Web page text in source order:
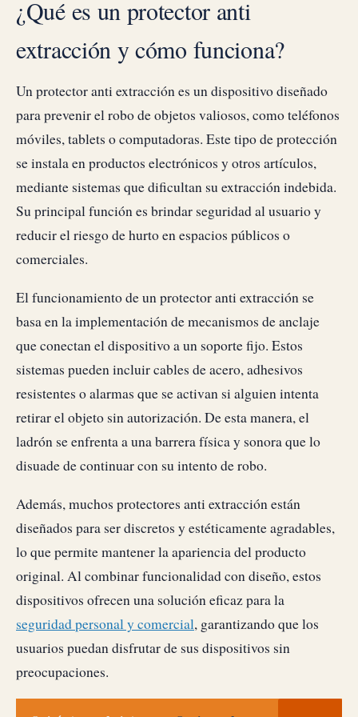
¿Qué es un protector anti
extracción y cómo funciona?
Un protector anti extracción es un dispositivo diseñado
para prevenir el robo de objetos valiosos, como teléfonos
móviles, tablets o computadoras. Este tipo de protección
se instala en productos electrónicos y otros artículos,
mediante sistemas que dificultan su extracción indebida.
Su principal función es brindar seguridad al usuario y
reducir el riesgo de hurto en espacios públicos o
comerciales.
El funcionamiento de un protector anti extracción se
basa en la implementación de mecanismos de anclaje
que conectan el dispositivo a un soporte fijo. Estos
sistemas pueden incluir cables de acero, adhesivos
resistentes o alarmas que se activan si alguien intenta
retirar el objeto sin autorización. De esta manera, el
ladrón se enfrenta a una barrera física y sonora que lo
disuade de continuar con su intento de robo.
Además, muchos protectores anti extracción están
diseñados para ser discretos y estéticamente agradables,
lo que permite mantener la apariencia del producto
original. Al combinar funcionalidad con diseño, estos
dispositivos ofrecen una solución eficaz para la
seguridad personal y comercial, garantizando que los
usuarios puedan disfrutar de sus dispositivos sin
preocupaciones.